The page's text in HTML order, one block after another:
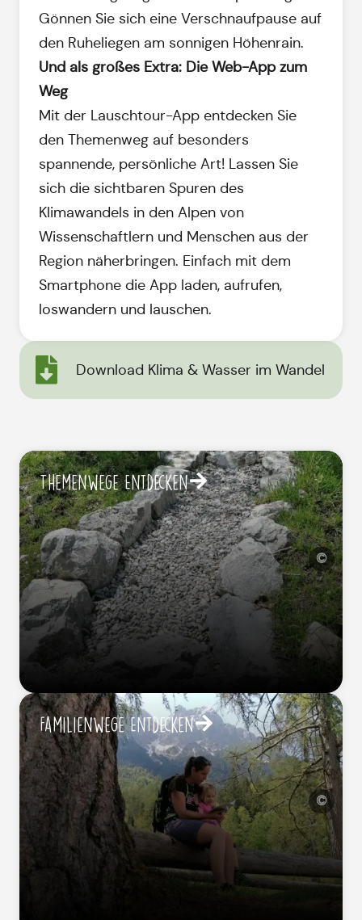
Gönnen Sie sich eine Verschnaufpause auf
den Ruheliegen am sonnigen Höhenrain.
Und als großes Extra: Die Web-App zum
Weg
Mit der Lauschtour-App entdecken Sie
den Themenweg auf besonders
spannende, persönliche Art! Lassen Sie
sich die sichtbaren Spuren des
Klimawandels in den Alpen von
Wissenschaftlern und Menschen aus der
Region näherbringen. Einfach mit dem
Smartphone die App laden, aufrufen,
loswandern und lauschen.
Download Klima & Wasser im Wandel
©
Themenwege Entdecken
©
Familienwege Entdecken